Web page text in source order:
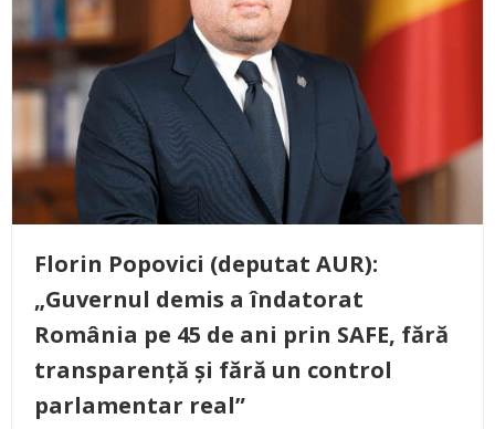
Florin Popovici (deputat AUR):
„Guvernul demis a îndatorat
România pe 45 de ani prin SAFE, fără
transparență și fără un control
parlamentar real”